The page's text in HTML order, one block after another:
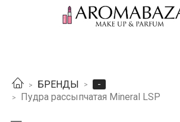
БРЕНДЫ
-
Пудра рассыпчатая Mineral LSP